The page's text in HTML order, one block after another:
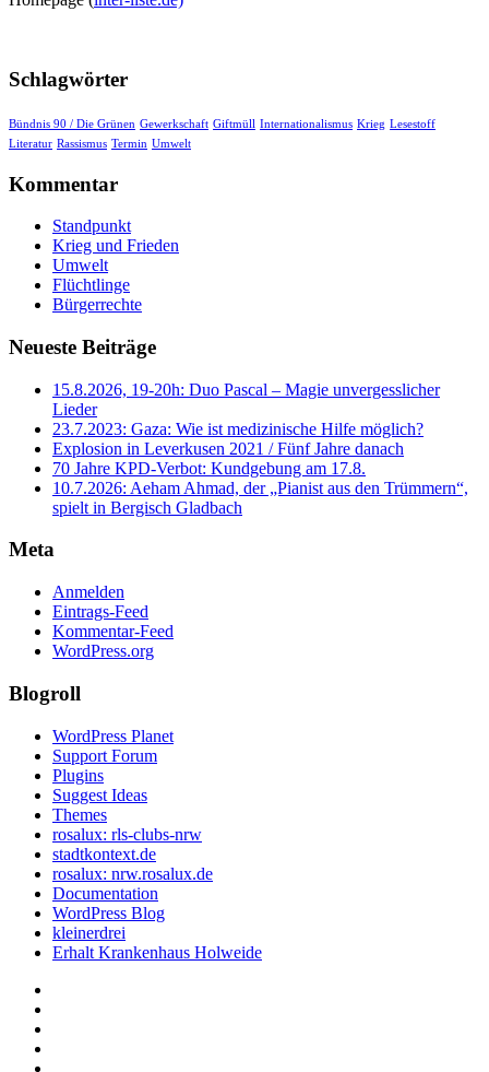
Schlagwörter
Bündnis 90 / Die Grünen Gewerkschaft Giftmüll Internationalismus Krieg Lesestoff
Literatur Rassismus Termin Umwelt
Kommentar
Standpunkt
Krieg und Frieden
Umwelt
Flüchtlinge
Bürgerrechte
Neueste Beiträge
15.8.2026, 19-20h: Duo Pascal – Magie unvergesslicher
Lieder
23.7.2023: Gaza: Wie ist medizinische Hilfe möglich?
Explosion in Leverkusen 2021 / Fünf Jahre danach
70 Jahre KPD‑Verbot: Kundgebung am 17.8.
10.7.2026: Aeham Ahmad, der „Pianist aus den Trümmern“,
spielt in Bergisch Gladbach
Meta
Anmelden
Eintrags-Feed
Kommentar-Feed
WordPress.org
Blogroll
WordPress Planet
Support Forum
Plugins
Suggest Ideas
Themes
rosalux: rls-clubs-nrw
stadtkontext.de
rosalux: nrw.rosalux.de
Documentation
WordPress Blog
kleinerdrei
Erhalt Krankenhaus Holweide